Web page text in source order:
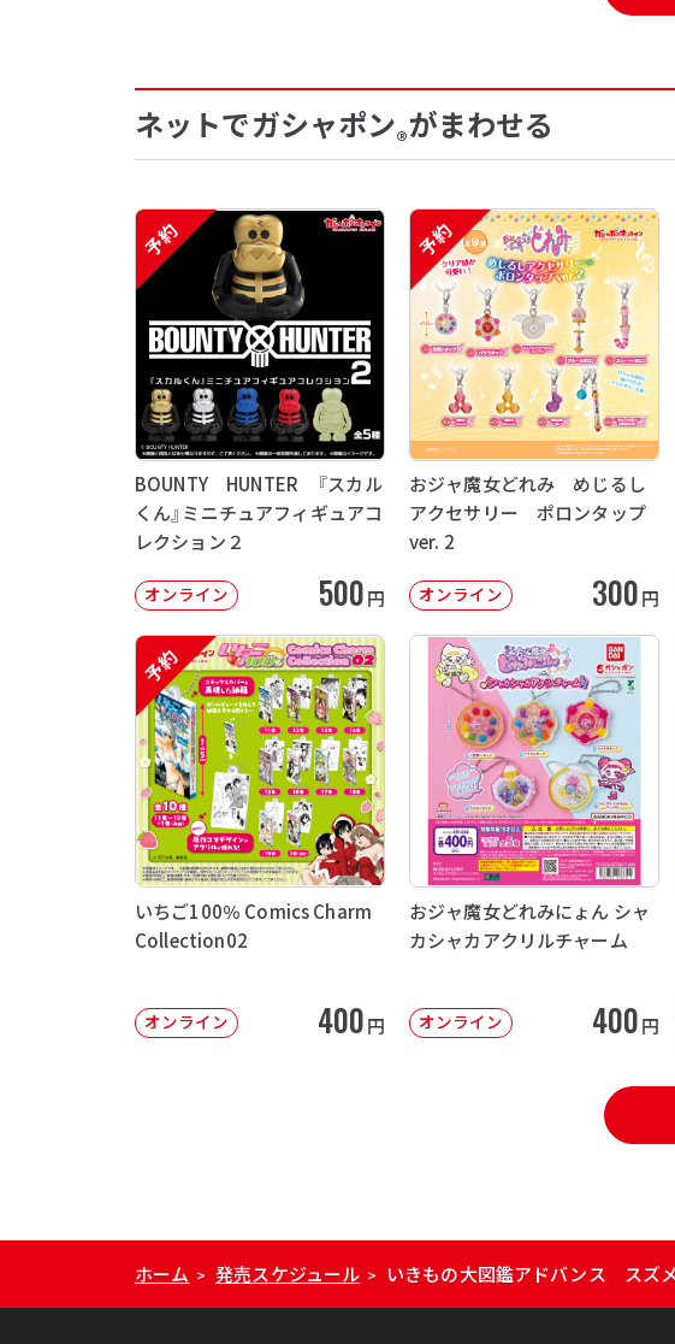
ネットでガシャポン®がまわせる
予約
BOUNTY HUNTER 『スカル
くん』ミニチュアフィギュアコ
レクション２
オンライン 500円
予約
おジャ魔女どれみ めじるし
アクセサリー ポロンタップ
ver. 2
オンライン 300円
予約
いちご100％ Comics Charm
Collection02
オンライン 400円
おジャ魔女どれみにょん シャ
カシャカアクリルチャーム
オンライン 400円
ホーム > 発売スケジュール > いきもの大図鑑アドバンス スズ